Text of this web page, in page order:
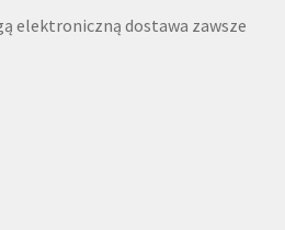
elektroniczną dostawa zawsze